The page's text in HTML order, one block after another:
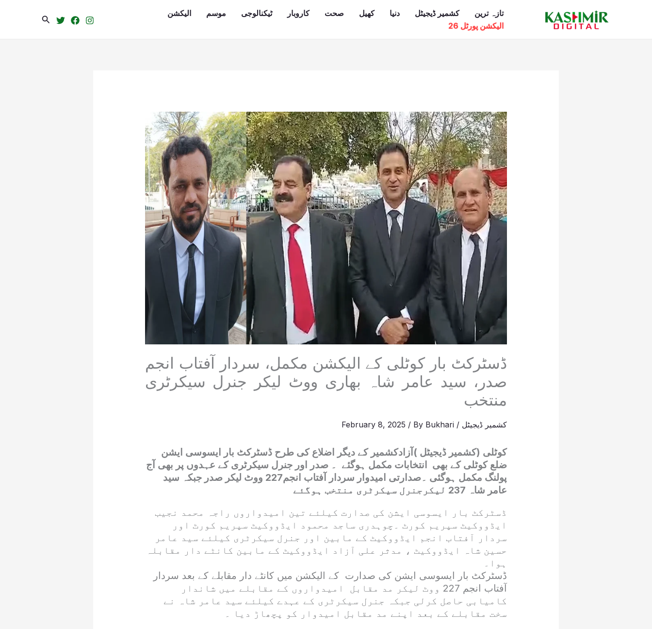
تازہ ترین کشمیر ڈیجیٹل دنیا کھیل صحت کاروبار ٹیکنالوجی موسم
الیکشن
الیکشن پورٹل 26
Search
ڈسٹرکٹ بار کوٹلی کے الیکشن مکمل، سردار آفتاب انجم
صدر، سید عامر شاہ بھاری ووٹ لیکر جنرل سیکرٹری
منتخب
کشمیر ڈیجیٹل /
February 8, 2025 / By Bukhari
کوٹلی (کشمیر ڈیجیٹل )آزادکشمیر کے دیگر اضلاع کی طرح ڈسٹرکٹ بار ایسوسی ایشن
ضلع کوٹلی کے بھی انتخابات مکمل ہوگئے ۔ صدر اور جنرل سیکرٹری کے عہدوں پر بھی آج
پولنگ مکمل ہوگئی ۔صدارتی امیدوار سردار آفتاب انجم227 ووٹ لیکر صدر جبکہ سید
عامر شاہ 237 لیکرجنرل سیکرٹری منتخب ہوگئے
ڈسٹرکٹ بار ایسوسی ایشن کی صدارت کیلئے تین امیدواروں راجہ محمد نجیب
ایڈووکیٹ سپریم کورٹ ۔چوہدری ساجد محمود ایڈووکیٹ سپریم کورٹ اور
سردار آفتاب انجم ایڈووکیٹ کے مابین اور جنرل سیکرٹری کیلئے سید عامر
حسین شاہ ایڈووکیٹ ، مدثر علی آزاد ایڈووکیٹ کے مابین کانٹے دار مقابلہ
ہوا۔
ڈسٹرکٹ بار ایسوسی ایشن کی صدارت کے الیکشن میں کانٹے دار مقابلے کے بعد سردار
آفتاب انجم 227 ووٹ لیکر مد مقابل امیدواروں کے مقابلے میں شاندار
کامیابی حاصل کرلی جبکہ جنرل سیکرٹری کے عہدے کیلئے سید عامر شاہ نے
سخت مقابلے کے بعد اپنے مد مقابل امیدوار کو پچھاڑ دیا ۔